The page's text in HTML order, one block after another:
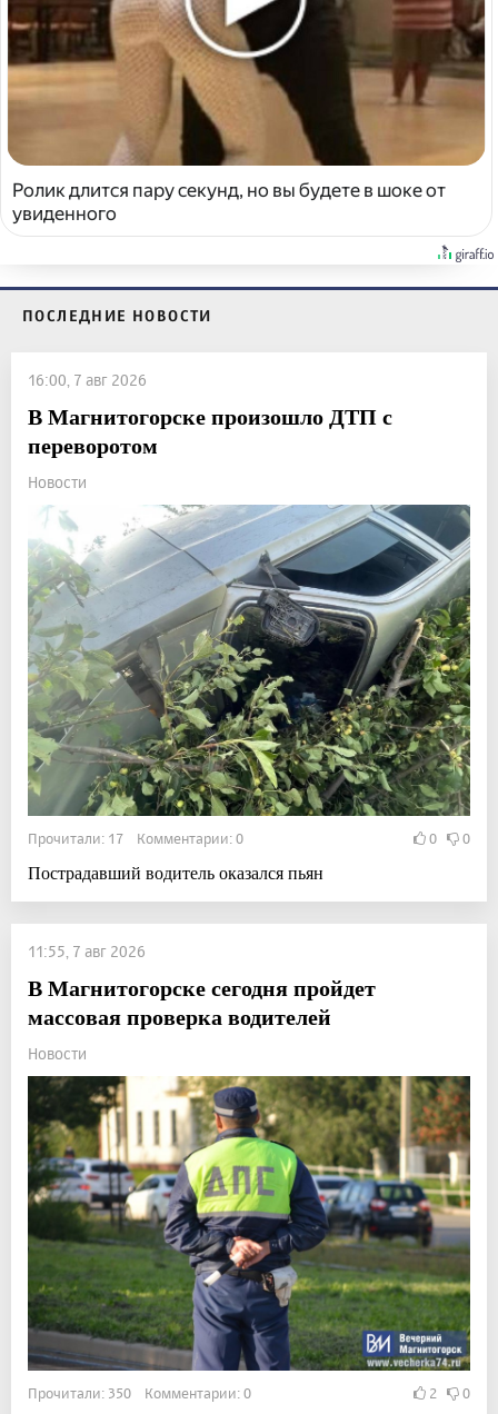
Ролик длится пару секунд, но вы будете в шоке от
увиденного
ПОСЛЕДНИЕ НОВОСТИ
16:00, 7 авг 2026
В Магнитогорске произошло ДТП с
переворотом
Новости
Прочитали: 17 Комментарии: 0 0 0
Пострадавший водитель оказался пьян
11:55, 7 авг 2026
В Магнитогорске сегодня пройдет
массовая проверка водителей
Новости
Прочитали: 350 Комментарии: 0 2 0